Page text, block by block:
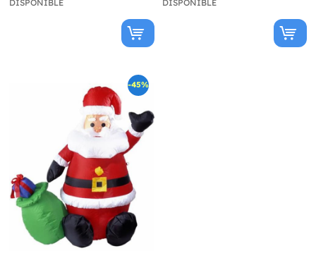
DISPONIBLE DISPONIBLE
-45%